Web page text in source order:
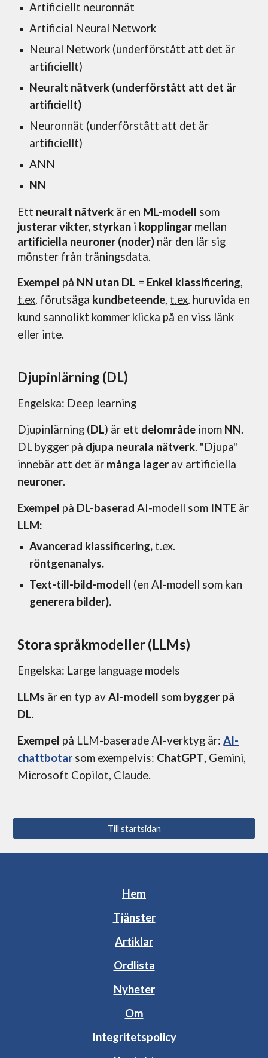
Artificiellt neuronnät
Artificial Neural Network
Neural Network (underförstått att det är
artificiellt)
Neuralt nätverk (underförstått att det är
artificiellt)
Neuronnät (underförstått att det är
artificiellt)
ANN
NN
Ett neuralt nätverk är en ML-modell som
justerar vikter, styrkan i kopplingar mellan
artificiella neuroner (noder) när den lär sig
mönster från träningsdata.
Exempel på NN utan DL = Enkel klassificering,
t.ex. förutsäga kundbeteende, t.ex. huruvida en
kund sannolikt kommer klicka på en viss länk
eller inte.
Djupinlärning (DL)
Engelska: Deep learning
Djupinlärning (DL) är ett delområde inom NN.
DL bygger på djupa neurala nätverk. "Djupa"
innebär att det är många lager av artificiella
neuroner.
Exempel på DL-baserad AI-modell som INTE är
LLM:
Avancerad klassificering, t.ex.
röntgenanalys.
Text-till-bild-modell (en AI-modell som kan
generera bilder).
Stora språkmodeller(LLMs)
Engelska: Large language models
LLMs är en typ avAI-modell som bygger på
DL.
Exempel på LLM-baserade AI-verktyg är:AI-
chattbotar som exempelvis: ChatGPT, Gemini,
Microsoft Copilot, Claude.
Till startsidan
Hem
Tjänster
Artiklar
Ordlista
Nyheter
Om
Integritetspolicy